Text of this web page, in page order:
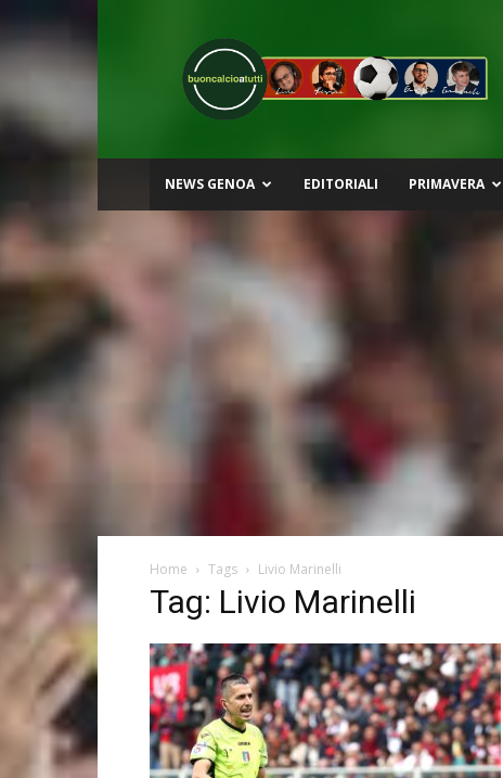
Buon
Calcio
a
Tutti
NEWS GENOA EDITORIALI PRIMAVERA
Home Tags Livio Marinelli
Tag: Livio Marinelli